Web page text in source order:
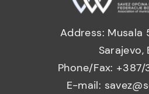
Address: Musala
Sarajevo,
Phone/Fax:
E-mail: